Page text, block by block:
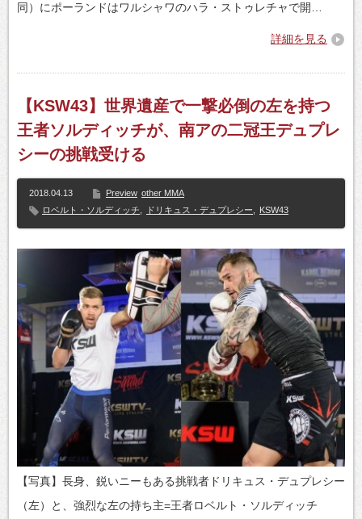
同）にポーランドはワルシャワのハラ・ストゥレチャで開…
詳細を見る
【KSW43】世界遺産で一撃必倒の左を持つ
王者ソルディッチが、南アの二冠王デュプレ
シーの挑戦受ける
2018.04.13 Preview other MMA
ロベルト・ソルディッチ
ドリキュス・デュプレシー KSW43
【写真】長身、鋭いニーもある挑戦者ドリキュス・デュプレシー
（左）と、強烈な左の持ち主=王者ロベルト・ソルディッチ